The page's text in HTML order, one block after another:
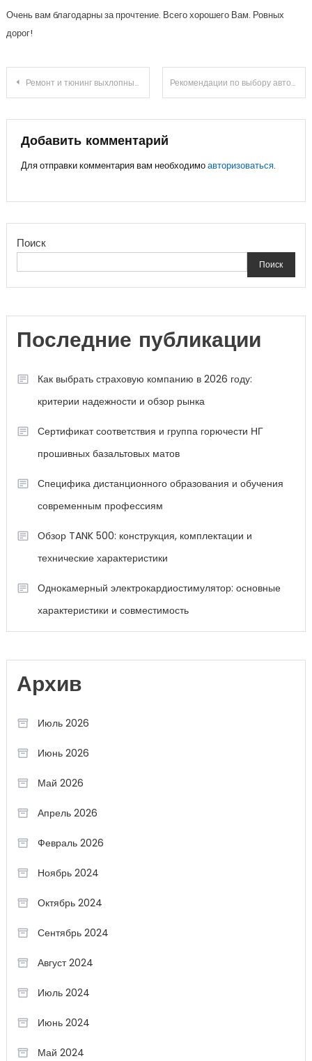
Очень вам благодарны за прочтение. Всего хорошего Вам. Ровных
дорог!
Навигация
по
записям
Ремонт и тюнинг выхлопных систем Рекомендации по выбору автозапчастей: Как правильно выбрать запчасти для автомобиля
Добавить комментарий
Для отправки комментария вам необходимоавторизоваться.
Поиск
Поиск
Последние публикации
Как выбрать страховую компанию в 2026 году:
критерии надежности и обзор рынка
Сертификат соответствия и группа горючести НГ
прошивных базальтовых матов
Специфика дистанционного образования и обучения
современным профессиям
Обзор TANK 500: конструкция, комплектации и
технические характеристики
Однокамерный электрокардиостимулятор: основные
характеристики и совместимость
Архив
Июль 2026
Июнь 2026
Май 2026
Апрель 2026
Февраль 2026
Ноябрь 2024
Октябрь 2024
Сентябрь 2024
Август 2024
Июль 2024
Июнь 2024
Май 2024